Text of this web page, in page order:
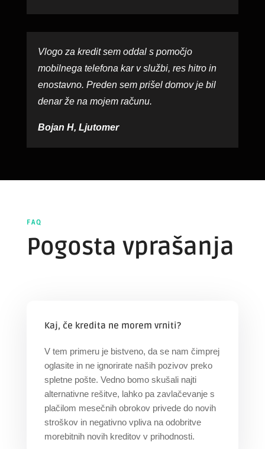
Vlogo za kredit sem oddal s pomočjo
mobilnega telefona kar v službi, res hitro in
enostavno. Preden sem prišel domov je bil
denar že na mojem računu.
Bojan H, Ljutomer
FAQ
Pogosta vprašanja
Kaj, če kredita ne morem vrniti?
V tem primeru je bistveno, da se nam čimprej
oglasite in ne ignorirate naših pozivov preko
spletne pošte. Vedno bomo skušali najti
alternativne rešitve, lahko pa zavlačevanje s
plačilom mesečnih obrokov privede do novih
stroškov in negativno vpliva na odobritve
morebitnih novih kreditov v prihodnosti.